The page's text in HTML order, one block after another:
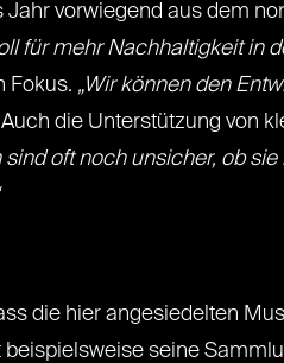
vorwiegend aus dem
für mehr Nachhaltigkeit in
Fokus. „Wir können den
die Unterstützung von
sind oft noch unsicher, ob sie
die hier angesiedelten
beispielsweise seine